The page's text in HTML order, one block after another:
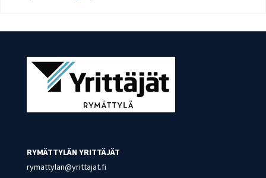
RYMÄTTYLÄN YRITTÄJÄT
rymattylan@yrittajat.fi